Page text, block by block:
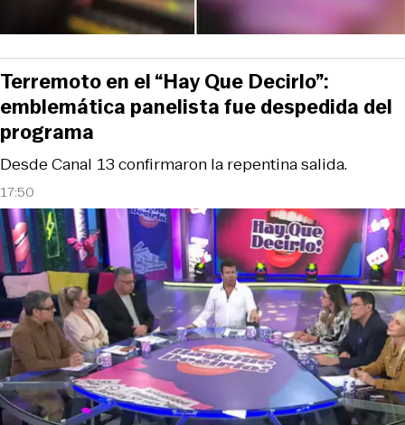
17:50
Desde Canal 13 confirmaron la repentina salida.
Terremoto en el “Hay Que Decirlo”:
emblemática panelista fue despedida del
programa